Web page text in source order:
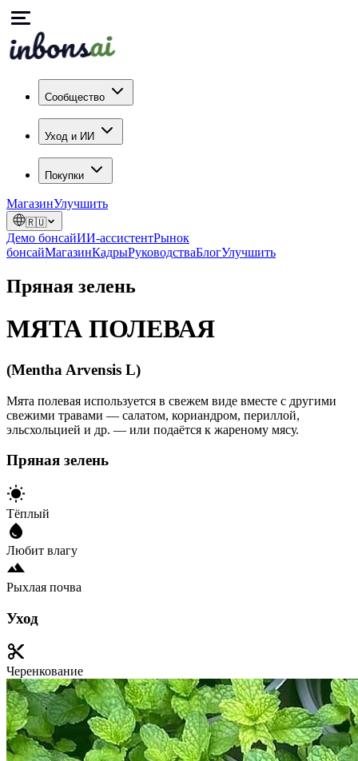
Сообщество
Уход и ИИ
Покупки
МагазинУлучшить
🇷🇺
Демо бонсайИИ-ассистентРынок
бонсайМагазинКадрыРуководстваБлогУлучшить
Пряная зелень
МЯТА ПОЛЕВАЯ
(Mentha Arvensis L)
Мята полевая используется в свежем виде вместе с другими
свежими травами — салатом, кориандром, периллой,
эльсхольцией и др. — или подаётся к жареному мясу.
Пряная зелень
Тёплый
Любит влагу
Рыхлая почва
Уход
Черенкование